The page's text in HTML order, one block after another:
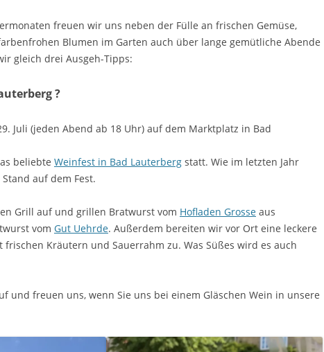
freuen wir uns neben der Fülle an frischen Gemüse,
Blumen im Garten auch über lange gemütliche Abende
gleich drei Ausgeh-Tipps:
?
Juli (jeden Abend ab 18 Uhr) auf dem Marktplatz in Bad
beliebte Weinfest in Bad Lauterberg statt. Wie im letzten Jahr
auf dem Fest.
Grill auf und grillen Bratwurst vom Hofladen Grosse aus
vom Gut Uehrde. Außerdem bereiten wir vor Ort eine leckere
frischen Kräutern und Sauerrahm zu. Was Süßes wird es auch
und freuen uns, wenn Sie uns bei einem Gläschen Wein in unsere